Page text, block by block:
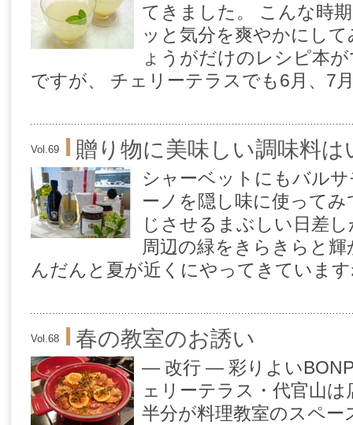
てきました。 こんな時
ッと気分を爽やかにし
ょうがだけのレシピ本
ですが、 チェリーテラスでも6月、7
Vol.69 贈り物に美味しい調味料は
シャーベットにもバル
ーノを隠し味に使って
じさせるまぶしい日差
周辺の緑をきらきらと
んだんと夏が近くにやってきていま
Vol.68 春の教室のお誘い
— 改行 — 彩りよい
ェリーテラス・代官山
半分が料理教室のスペ